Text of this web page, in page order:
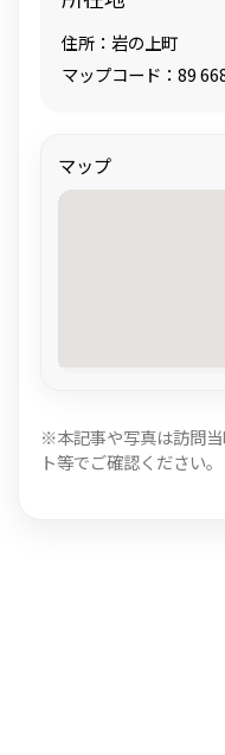
住所：岩の上町
マップコード：89
マップ
※本記事や写真は訪問
ト等でご確認ください。